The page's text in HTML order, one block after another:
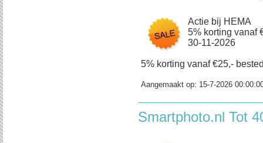
Actie bij HEMA
5% korting vanaf
30-11-2026
5% korting vanaf €25,-
Aangemaakt op: 15-7-2026
Smartphoto.nl Tot